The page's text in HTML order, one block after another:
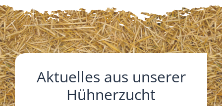
Aktuelles aus unserer
Hühnerzucht